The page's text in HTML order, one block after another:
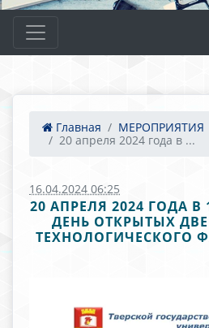
Главная МЕРОПРИЯТИЯ
20 апреля 2024 года в ...
16.04.2024 06:25
20 АПРЕЛЯ 2024 ГОДА В
ДЕНЬ ОТКРЫТЫХ
ТЕХНОЛОГИЧЕСКОГО